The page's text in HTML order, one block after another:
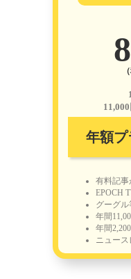
年額プ
有料記事
EPOCH
グーグ
年間
年間
ニュース